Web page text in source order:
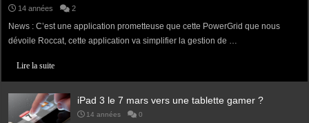
14 années 2
News : C’est une application prometteuse que cette PowerGrid que nous
dévoile Roccat, cette application va simplifier la gestion de …
Lire la suite
iPad 3 le 7 mars vers une tablette gamer ?
14 années 0